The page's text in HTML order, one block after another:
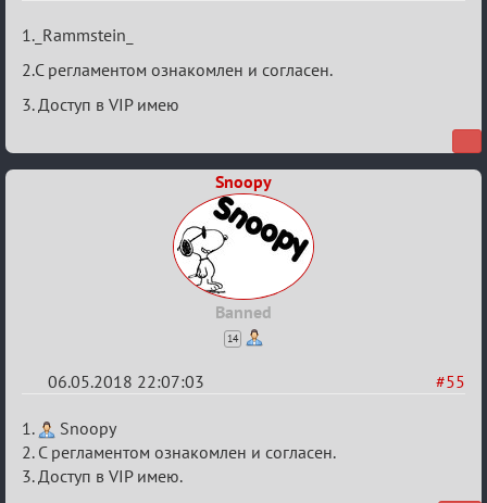
Re:
IX
Кубок
Вендетты
1._Rammstein_
2.С регламентом ознакомлен и согласен.
3. Доступ в VIP имею
Snoopy
Banned
14
#55
06.05.2018 22:07:03
Re:
IX
Кубок
1.
Snoopy
2. С регламентом ознакомлен и согласен.
3. Доступ в VIP имею.